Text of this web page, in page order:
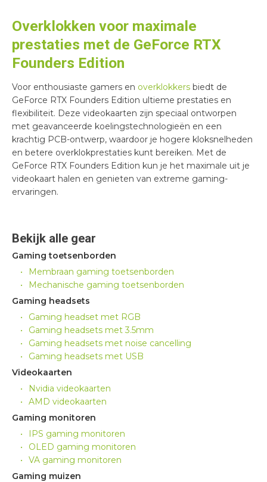
Bekijk alle gear
Gaming toetsenborden
Membraan gaming toetsenborden
Mechanische gaming toetsenborden
Gaming headsets
Gaming headset met RGB
Gaming headsets met 3.5mm
Gaming headsets met noise cancelling
Gaming headsets met USB
Videokaarten
Nvidia videokaarten
AMD videokaarten
Gaming monitoren
IPS gaming monitoren
OLED gaming monitoren
VA gaming monitoren
Gaming muizen
Overklokken voor maximale
prestaties met de GeForce RTX
Founders Edition
Voor enthousiaste gamers en overklokkers biedt de
GeForce RTX Founders Edition ultieme prestaties en
flexibiliteit. Deze videokaarten zijn speciaal ontworpen
met geavanceerde koelingstechnologieën en een
krachtig PCB-ontwerp, waardoor je hogere kloksnelheden
en betere overklokprestaties kunt bereiken. Met de
GeForce RTX Founders Edition kun je het maximale uit je
videokaart halen en genieten van extreme gaming-
ervaringen.